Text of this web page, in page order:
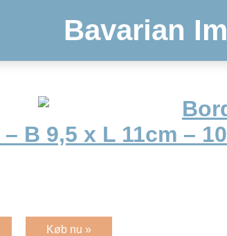
Bavarian
B 9,5 x L 11cm –
Køb nu »